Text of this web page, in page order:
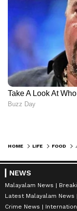
HOME LIFE FOOD
NEWS
Malayalam News
Latest Malayalam News
Crime News